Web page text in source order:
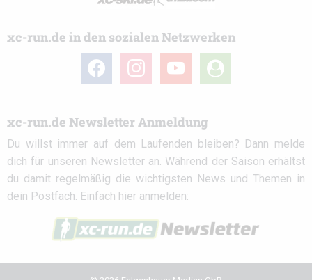
xc-run.de in den sozialen Netzwerken
facebook instagramyoutube
user-
circle
xc-run.de Newsletter Anmeldung
Du willst immer auf dem Laufenden bleiben? Dann melde
dich für unseren Newsletter an. Während der Saison erhältst
du damit regelmäßig die wichtigsten News und Themen in
dein Postfach. Einfach hier anmelden: